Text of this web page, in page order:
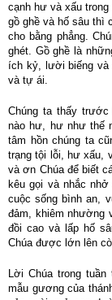
cạnh hư và xấu
gồ ghề và hố sâu thì
cho bằng phẳng.
ghét. Gồ ghề là
ích kỷ, lười biếng
và tự ái.
Chúng ta thấy
nào hư, hư như thế
tâm hồn chúng ta
trạng tội lỗi, hư xấu,
và ơn Chúa để biết
kêu gọi và nhắc
cuộc sống bình an,
đảm, khiêm nhường
đồi cao và lấp hố
Chúa được lớn lên
Lời Chúa trong
mẫu gương của